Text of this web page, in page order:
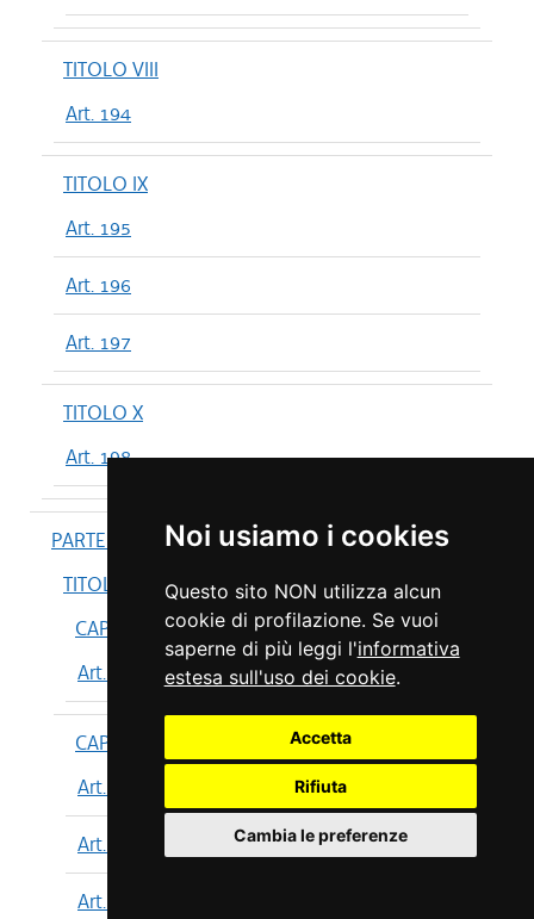
Noi usiamo i cookies
Questo sito NON utilizza alcun
cookie di profilazione. Se vuoi
saperne di più leggi l'informativa
estesa sull'uso dei cookie.
Accetta
Rifiuta
Cambia le preferenze
TITOLO VIII
Art. 194
TITOLO IX
Art. 195
Art. 196
Art. 197
TITOLO X
Art. 198
PARTE IV
TITOLO I
CAPO I
Art. 199
CAPO II
Art. 200
Art. 201
Art. 202